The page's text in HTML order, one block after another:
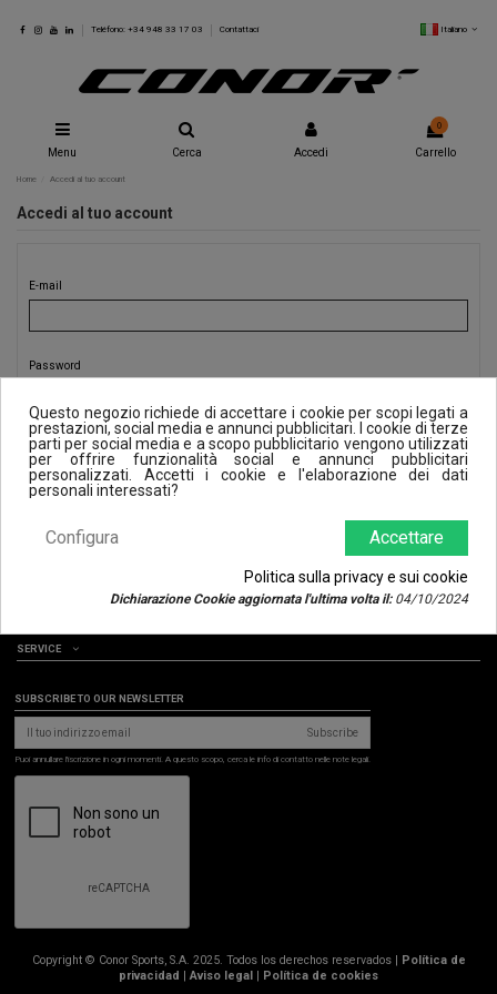
Teléfono: +34 948 33 17 03 Contattaci Italiano
Menu Cerca Accedi
0
Carrello
Home Accedi al tuo account
Accedi al tuo account
E-mail
Password
Hai dimenticato la password?
Accedi
SERVICE
SUBSCRIBE TO OUR NEWSLETTER
Subscribe
Puoi annullare l'iscrizione in ogni momenti. A questo scopo, cerca le info di contatto nelle note legali.
Copyright © Conor Sports, S.A. 2025. Todos los derechos reservados |
Política de
privacidad
Aviso legal Política de cookies
Questo negozio richiede di accettare i cookie per scopi legati a
prestazioni, social media e annunci pubblicitari. I cookie di terze
parti per social media e a scopo pubblicitario vengono utilizzati
per offrire funzionalità social e annunci pubblicitari
personalizzati. Accetti i cookie e l'elaborazione dei dati
personali interessati?
Accettare
Configura
Politica sulla privacy e sui cookie
Dichiarazione Cookie aggiornata l'ultima volta il:04/10/2024